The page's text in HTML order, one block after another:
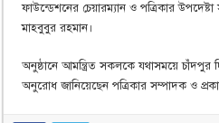
ফাউন্ডেশনের চেয়ারম্যান ও পত্রিকার উপদেষ্টা
মাহবুবুর রহমান।
অনুষ্ঠানে আমন্ত্রিত সকলকে যথাসময়ে চাঁদপুর
অনুরোধ জানিয়েছেন পত্রিকার সম্পাদক ও